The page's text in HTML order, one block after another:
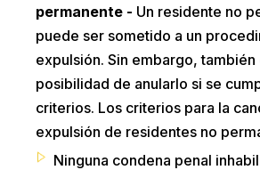
permanente - Un residente no
puede ser sometido a un
expulsión. Sin embargo, también
posibilidad de anularlo si se
criterios. Los criterios para la
expulsión de residentes no
Ninguna condena penal